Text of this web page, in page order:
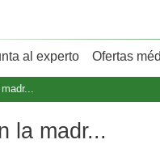
al experto Ofertas
la madr...